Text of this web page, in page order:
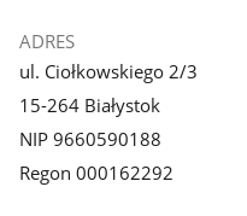
ADRES
ul. Ciołkowskiego 2/3
15-264 Białystok
NIP 9660590188
Regon 000162292